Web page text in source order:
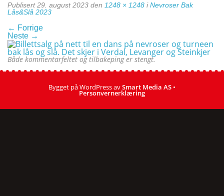
Publisert29. august 2023 den 1248 × 1248 iNevroser Bak
Lås&Slå 2023
← Forrige
Neste →
Både kommentarfeltet og tilbakeping er stengt.
Bygget på WordPress avSmart Media AS •
Personvernerklæring